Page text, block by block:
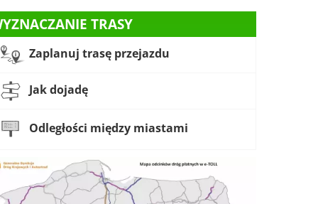
TRASY
Zaplanuj trasę przejazdu
Jak dojadę
Odległości między miastami